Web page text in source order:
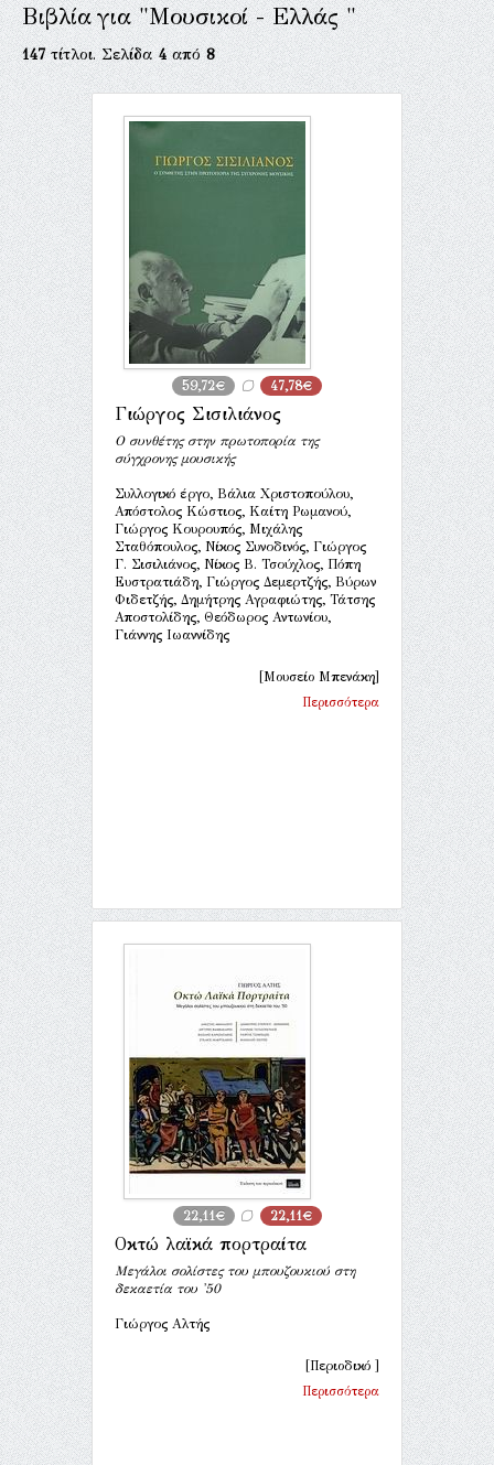
Βιβλία για "Μουσικοί - Ελλάς "
147τίτλοι. Σελίδα4από8
59,72€ 47,78€
Γιώργος Σισιλιάνος
Ο συνθέτης στην πρωτοπορία της
σύγχρονης μουσικής
Συλλογικό έργο, Βάλια Χριστοπούλου,
Απόστολος Κώστιος, Καίτη Ρωμανού,
Γιώργος Κουρουπός, Μιχάλης
Σταθόπουλος, Νίκος Συνοδινός, Γιώργος
Γ. Σισιλιάνος, Νίκος B. Τσούχλος, Πόπη
Ευστρατιάδη, Γιώργος Δεμερτζής, Βύρων
Φιδετζής, Δημήτρης Αγραφιώτης, Τάτσης
Αποστολίδης, Θεόδωρος Αντωνίου,
Γιάννης Ιωαννίδης
[Μουσείο Μπενάκη]
Περισσότερα
22,11€ 22,11€
Οκτώ λαϊκά πορτραίτα
Μεγάλοι σολίστες του μπουζουκιού στη
δεκαετία του '50
Γιώργος Αλτής
[Περιοδικό ]
Περισσότερα